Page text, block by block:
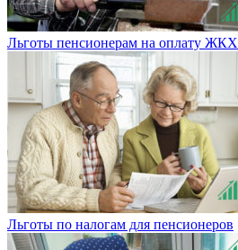
Льготы пенсионерам на оплату ЖКХ
Льготы по налогам для пенсионеров